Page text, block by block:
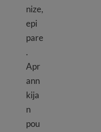
nize,
epi
pare
.
Apr
ann
kija
n
pou